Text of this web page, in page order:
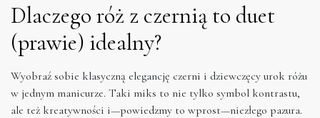
Dlaczego róż z czernią to duet
(prawie) idealny?
Wyobraź sobie klasyczną elegancję czerni i dziewczęcy urok różu
w jednym manicurze. Taki miks to nie tylko symbol kontrastu,
ale też kreatywności i—powiedzmy to wprost—niezłego pazura.